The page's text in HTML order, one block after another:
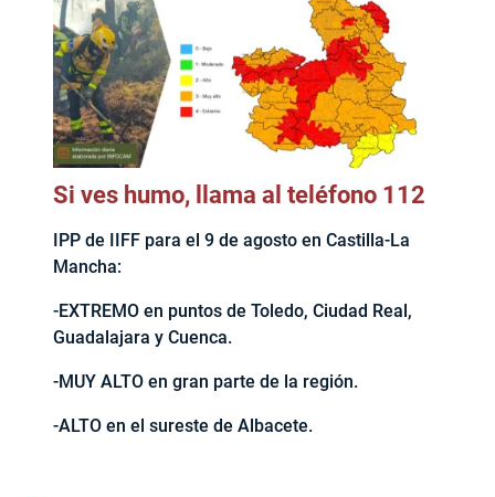
Si ves humo, llama al teléfono 112
IPP de IIFF para el 9 de agosto en Castilla-La
Mancha:
-EXTREMO en puntos de Toledo, Ciudad Real,
Guadalajara y Cuenca.
-MUY ALTO en gran parte de la región.
-ALTO en el sureste de Albacete.